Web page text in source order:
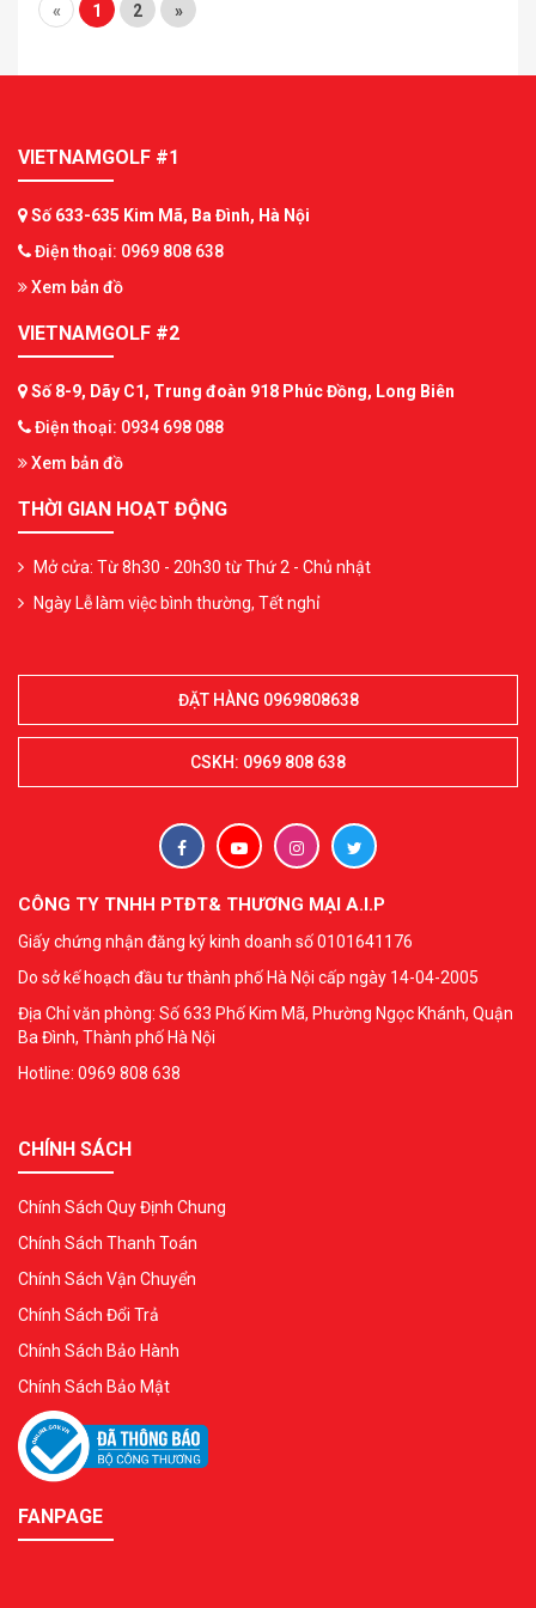
« 1 2 »
VIETNAMGOLF #1
Số 633-635 Kim Mã, Ba Đình, Hà Nội
Điện thoại: 0969 808 638
Xem bản đồ
VIETNAMGOLF #2
Số 8-9, Dãy C1, Trung đoàn 918 Phúc Đồng, Long Biên
Điện thoại: 0934 698 088
Xem bản đồ
THỜI GIAN HOẠT ĐỘNG
Mở cửa: Từ 8h30 - 20h30 từ Thứ 2 - Chủ nhật
Ngày Lễ làm việc bình thường, Tết nghỉ
ĐẶT HÀNG 0969808638
CSKH: 0969 808 638
CÔNG TY TNHH PTĐT& THƯƠNG MẠI A.I.P
Giấy chứng nhận đăng ký kinh doanh số 0101641176
Do sở kế hoạch đầu tư thành phố Hà Nội cấp ngày 14-04-2005
Địa Chỉ văn phòng: Số 633 Phố Kim Mã, Phường Ngọc Khánh, Quận
Ba Đình, Thành phố Hà Nội
Hotline: 0969 808 638
CHÍNH SÁCH
Chính Sách Quy Định Chung
Chính Sách Thanh Toán
Chính Sách Vận Chuyển
Chính Sách Đổi Trả
Chính Sách Bảo Hành
Chính Sách Bảo Mật
FANPAGE